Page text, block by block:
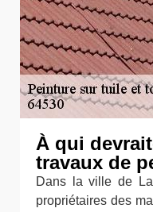
À qui
travaux de
Dans la ville de
propriétaires des